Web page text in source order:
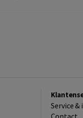
Service
Contact